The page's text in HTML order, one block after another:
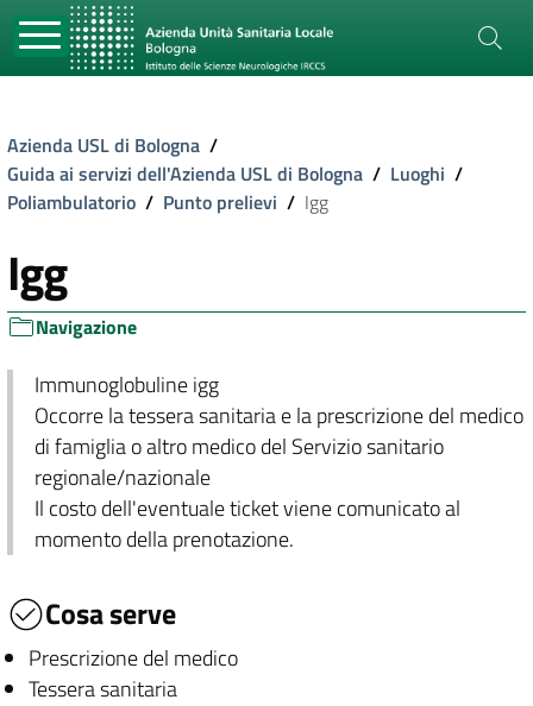
Azienda USL di Bologna /
Guida ai servizi dell'Azienda USL di Bologna / Luoghi /
Poliambulatorio / Punto prelievi / Igg
Igg
Navigazione
Immunoglobuline igg
Occorre la tessera sanitaria e la prescrizione del medico
di famiglia o altro medico del Servizio sanitario
regionale/nazionale
Il costo dell'eventuale ticket viene comunicato al
momento della prenotazione.
Cosa serve
Prescrizione del medico
Tessera sanitaria